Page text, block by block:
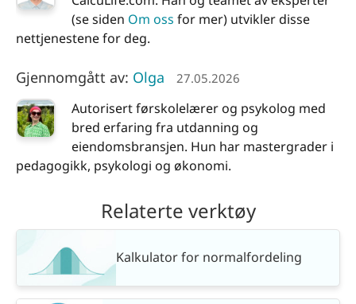
(se siden Om oss for mer) utvikler disse
nettjenestene for deg.
Gjennomgått av: Olga 27.05.2026
Autorisert førskolelærer og psykolog med
bred erfaring fra utdanning og
eiendomsbransjen. Hun har mastergrader i
pedagogikk, psykologi og økonomi.
Relaterte verktøy
Kalkulator for normalfordeling